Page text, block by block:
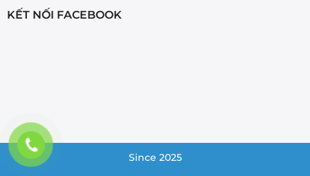
KẾT NỐI FACEBOOK
Since 2025